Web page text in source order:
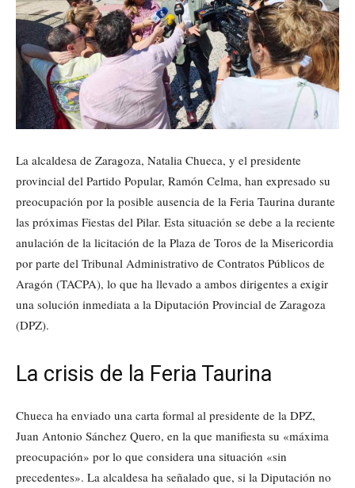
La alcaldesa de Zaragoza, Natalia Chueca, y el presidente
provincial del Partido Popular, Ramón Celma, han expresado su
preocupación por la posible ausencia de la Feria Taurina durante
las próximas Fiestas del Pilar. Esta situación se debe a la reciente
anulación de la licitación de la Plaza de Toros de la Misericordia
por parte del Tribunal Administrativo de Contratos Públicos de
Aragón (TACPA), lo que ha llevado a ambos dirigentes a exigir
una solución inmediata a la Diputación Provincial de Zaragoza
(DPZ).
La crisis de la Feria Taurina
Chueca ha enviado una carta formal al presidente de la DPZ,
Juan Antonio Sánchez Quero, en la que manifiesta su «máxima
preocupación» por lo que considera una situación «sin
precedentes». La alcaldesa ha señalado que, si la Diputación no